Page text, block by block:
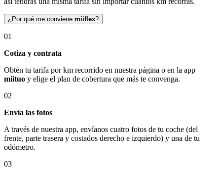
¿Por qué me conviene miiflex?
01
Cotiza y contrata
Obtén tu tarifa por km recorrido en nuestra página o en la app
miituo y elige el plan de cobertura que más te convenga.
02
Envía las fotos
A través de nuestra app, envíanos cuatro fotos de tu coche (del
frente, parte trasera y costados derecho e izquierdo) y una de tu
odómetro.
03